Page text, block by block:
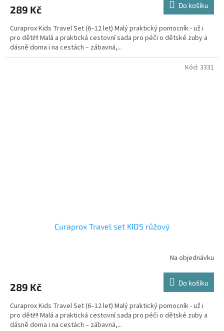
289 Kč Do košíku
Curaprox Kids Travel Set (6–12 let) Malý praktický pomocník - už i
pro děti!!! Malá a praktická cestovní sada pro péči o dětské zuby a
dásně doma i na cestách – zábavná,...
Curaprox Travel set KIDS růžový
Na objednávku
289 Kč Do košíku
Curaprox Kids Travel Set (6–12 let) Malý praktický pomocník - už i
pro děti!!! Malá a praktická cestovní sada pro péči o dětské zuby a
dásně doma i na cestách – zábavná,...
Kód: 3331